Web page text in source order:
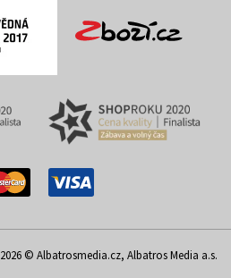
2026 © Albatrosmedia.cz, Albatros Media a.s.